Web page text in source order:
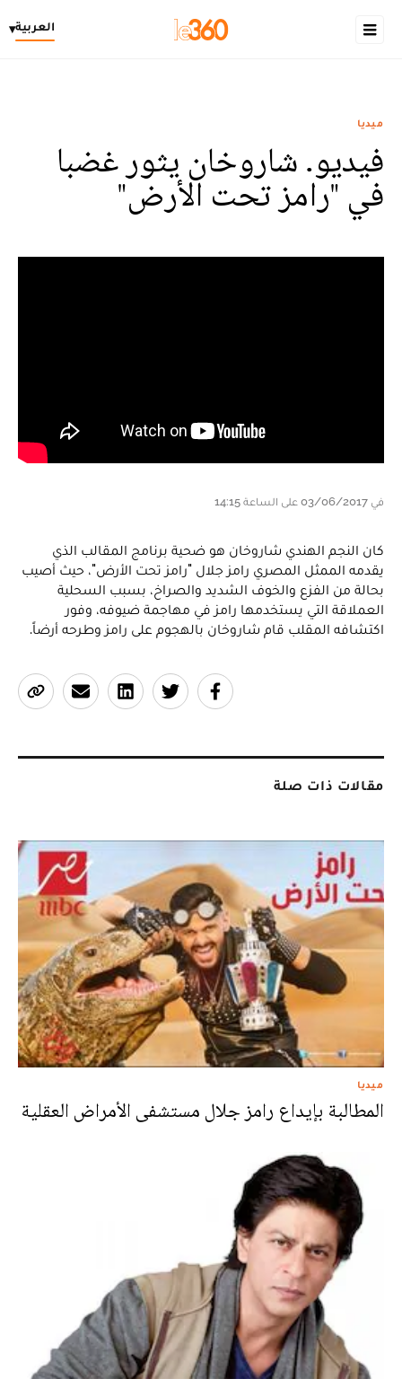
العربية▾
ميديا
فيديو. شاروخان يثور غضبا
في "رامز تحت الأرض"
في 03/06/2017 على الساعة 14:15
كان النجم الهندي شاروخان هو ضحية برنامج المقالب الذي
يقدمه الممثل المصري رامز جلال "رامز تحت الأرض"، حيث أصيب
بحالة من الفزع والخوف الشديد والصراخ، بسبب السحلية
العملاقة التي يستخدمها رامز في مهاجمة ضيوفه، وفور
اكتشافه المقلب قام شاروخان بالهجوم على رامز وطرحه أرضاً.
مقالات ذات صلة
ميديا
المطالبة بإيداع رامز جلال مستشفى الأمراض العقلية